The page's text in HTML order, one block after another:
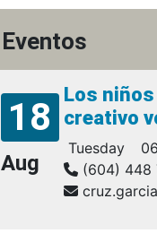
Eventos
18
Aug
Los niños
creativo
Tuesday
(604) 448